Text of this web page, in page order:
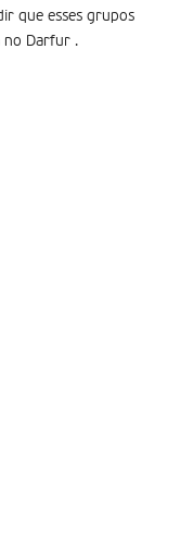
que esses grupos
no Darfur .